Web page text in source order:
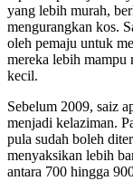
yang lebih murah,
mengurangkan kos.
oleh pemaju untuk
mereka lebih mampu
kecil.
Sebelum 2009, saiz
menjadi kelaziman.
pula sudah boleh
menyaksikan lebih
antara 700 hingga